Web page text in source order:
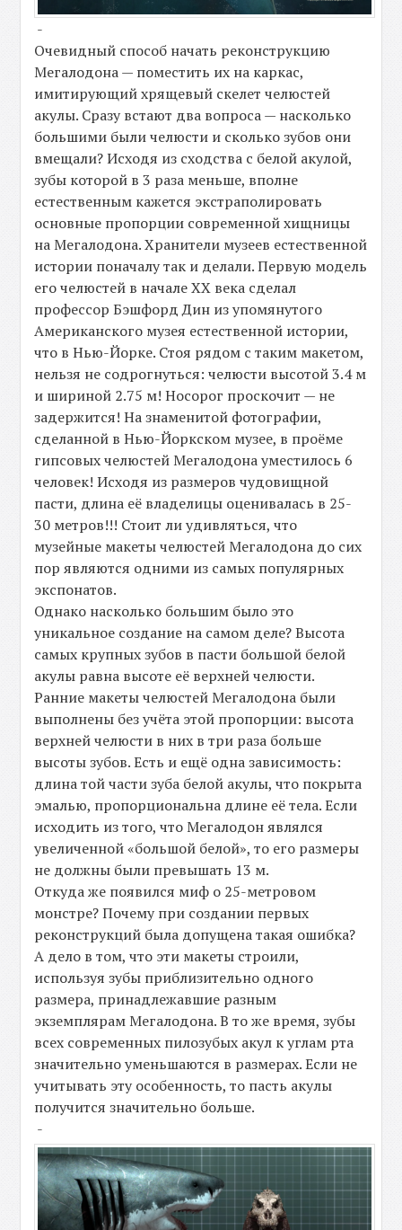
-
Очевидный способ начать реконструкцию
Мегалодона — поместить их на каркас,
имитирующий хрящевый скелет челюстей
акулы. Сразу встают два вопроса — насколько
большими были челюсти и сколько зубов они
вмещали? Исходя из сходства с белой акулой,
зубы которой в 3 раза меньше, вполне
естественным кажется экстраполировать
основные пропорции современной хищницы
на Мегалодона. Хранители музеев естественной
истории поначалу так и делали. Первую модель
его челюстей в начале ХХ века сделал
профессор Бэшфорд Дин из упомянутого
Американского музея естественной истории,
что в Нью-Йорке. Стоя рядом с таким макетом,
нельзя не содрогнуться: челюсти высотой 3.4 м
и шириной 2.75 м! Носорог проскочит — не
задержится! На знаменитой фотографии,
сделанной в Нью-Йоркском музее, в проёме
гипсовых челюстей Мегалодона уместилось 6
человек! Исходя из размеров чудовищной
пасти, длина её владелицы оценивалась в 25-
30 метров!!! Стоит ли удивляться, что
музейные макеты челюстей Мегалодона до сих
пор являются одними из самых популярных
экспонатов.
Однако насколько большим было это
уникальное создание на самом деле? Высота
самых крупных зубов в пасти большой белой
акулы равна высоте её верхней челюсти.
Ранние макеты челюстей Мегалодона были
выполнены без учёта этой пропорции: высота
верхней челюсти в них в три раза больше
высоты зубов. Есть и ещё одна зависимость:
длина той части зуба белой акулы, что покрыта
эмалью, пропорциональна длине её тела. Если
исходить из того, что Мегалодон являлся
увеличенной «большой белой», то его размеры
не должны были превышать 13 м.
Откуда же появился миф о 25-метровом
монстре? Почему при создании первых
реконструкций была допущена такая ошибка?
А дело в том, что эти макеты строили,
используя зубы приблизительно одного
размера, принадлежавшие разным
экземплярам Мегалодона. В то же время, зубы
всех современных пилозубых акул к углам рта
значительно уменьшаются в размерах. Если не
учитывать эту особенность, то пасть акулы
получится значительно больше.
-